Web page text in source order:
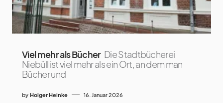
Viel mehr als Bücher Die Stadtbücherei
Niebüll ist viel mehr als ein Ort, an dem man
Bücher und
by Holger Heinke 16. Januar 2026